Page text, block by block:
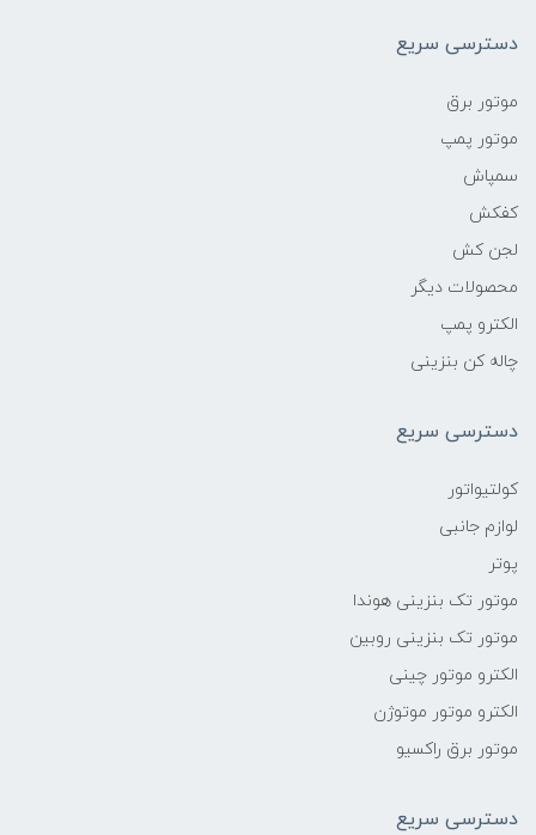
دسترسی سریع
موتور برق
موتور پمپ
سمپاش
کفکش
لجن کش
محصولات دیگر
الکترو پمپ
چاله کن بنزینی
دسترسی سریع
کولتیواتور
لوازم جانبی
پوتر
موتور تک بنزینی هوندا
موتور تک بنزینی روبین
الکترو موتور چینی
الکترو موتور موتوژن
موتور برق راکسیو
دسترسی سریع